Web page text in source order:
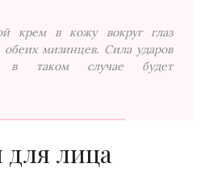
крем в кожу вокруг глаз
мизинцев. Сила ударов
в таком случае будет
для лица